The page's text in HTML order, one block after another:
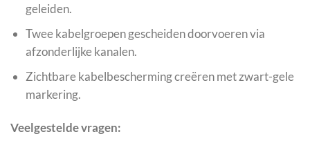
geleiden.
Twee kabelgroepen gescheiden doorvoeren via
afzonderlijke kanalen.
Zichtbare kabelbescherming creëren met zwart-gele
markering.
Veelgestelde vragen: